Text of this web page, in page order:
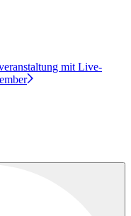
mit Live-